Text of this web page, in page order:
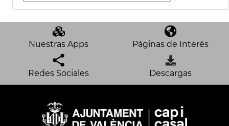
Nuestras Apps Páginas de Interés
Redes Sociales Descargas